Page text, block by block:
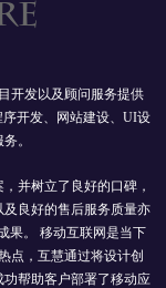
开发以及顾问服务提供
开发、网站建设、UI设
。
并树立了良好的口碑，
良好的售后服务质量亦
果。 移动互联网是当下
点，互慧通过将设计创
帮助客户部署了移动应